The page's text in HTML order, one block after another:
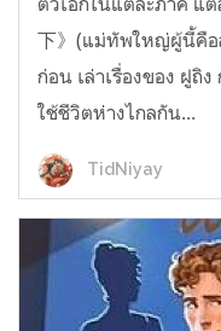
下》(แม่ทัพใหญ่ผู้นี้คือ
ก่อน เล่าเรื่องของ ฝูถิ
ใช้ชีวิตห่างไกลกัน...
TidNiyay